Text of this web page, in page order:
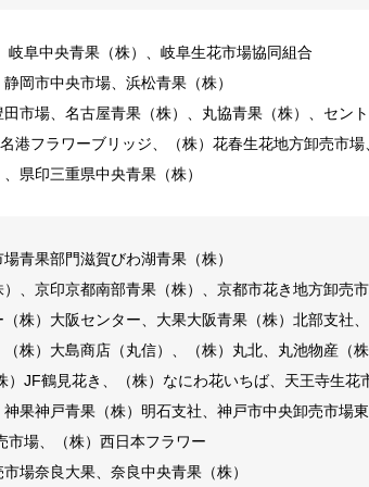
阜中央青果（株）、岐阜生花市場協同組合
岡市中央市場、浜松青果（株）
市場、名古屋青果（株）、丸協青果（株）、セン
港フラワーブリッジ、（株）花春生花地方卸売市場
県印三重県中央青果（株）
青果部門滋賀びわ湖青果（株）
、京印京都南部青果（株）、京都市花き地方卸売
株）大阪センター、大果大阪青果（株）北部支社
株）大島商店（丸信）、（株）丸北、丸池物産（
）JF鶴見花き、（株）なにわ花いちば、天王寺生
果神戸青果（株）明石支社、神戸市中央卸売市場
市場、（株）西日本フラワー
場奈良大果、奈良中央青果（株）